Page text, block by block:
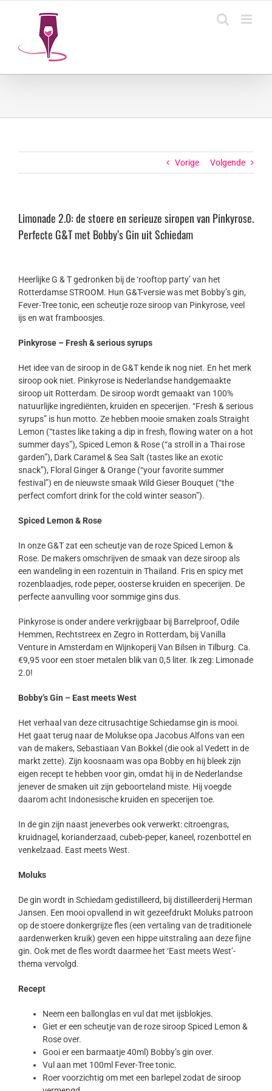
Vorige Volgende
Limonade 2.0: de stoere en serieuze siropen van Pinkyrose.
Perfecte G&T met Bobby’s Gin uit Schiedam
Heerlijke G & T gedronken bij de ‘rooftop party’ van het
Rotterdamse STROOM. Hun G&T-versie was met Bobby’s gin,
Fever-Tree tonic, een scheutje roze siroop van Pinkyrose, veel
ijs en wat framboosjes.
Pinkyrose – Fresh & serious syrups
Het idee van de siroop in de G&T kende ik nog niet. En het merk
siroop ook niet. Pinkyrose is Nederlandse handgemaakte
siroop uit Rotterdam. De siroop wordt gemaakt van 100%
natuurlijke ingrediënten, kruiden en specerijen. “Fresh & serious
syrups” is hun motto. Ze hebben mooie smaken zoals Straight
Lemon (“tastes like taking a dip in fresh, flowing water on a hot
summer days”), Spiced Lemon & Rose (“a stroll in a Thai rose
garden”), Dark Caramel & Sea Salt (tastes like an exotic
snack”), Floral Ginger & Orange (“your favorite summer
festival”) en de nieuwste smaak Wild Gieser Bouquet (“the
perfect comfort drink for the cold winter season”).
Spiced Lemon & Rose
In onze G&T zat een scheutje van de roze Spiced Lemon &
Rose. De makers omschrijven de smaak van deze siroop als
een wandeling in een rozentuin in Thailand. Fris en spicy met
rozenblaadjes, rode peper, oosterse kruiden en specerijen. De
perfecte aanvulling voor sommige gins dus.
Pinkyrose is onder andere verkrijgbaar bij Barrelproof, Odile
Hemmen, Rechtstreex en Zegro in Rotterdam, bij Vanilla
Venture in Amsterdam en Wijnkoperij Van Bilsen in Tilburg. Ca.
€9,95 voor een stoer metalen blik van 0,5 liter. Ik zeg: Limonade
2.0!
Bobby’s Gin – East meets West
Het verhaal van deze citrusachtige Schiedamse gin is mooi.
Het gaat terug naar de Molukse opa Jacobus Alfons van een
van de makers, Sebastiaan Van Bokkel (die ook al Vedett in de
markt zette). Zijn koosnaam was opa Bobby en hij bleek zijn
eigen recept te hebben voor gin, omdat hij in de Nederlandse
jenever de smaken uit zijn geboorteland miste. Hij voegde
daarom acht Indonesische kruiden en specerijen toe.
In de gin zijn naast jeneverbes ook verwerkt: citroengras,
kruidnagel, korianderzaad, cubeb-peper, kaneel, rozenbottel en
venkelzaad. East meets West.
Moluks
De gin wordt in Schiedam gedistilleerd, bij distilleerderij Herman
Jansen. Een mooi opvallend in wit gezeefdrukt Moluks patroon
op de stoere donkergrijze fles (een vertaling van de traditionele
aardenwerken kruik) geven een hippe uitstraling aan deze fijne
gin. Ook met de fles wordt daarmee het ‘East meets West’-
thema vervolgd.
Recept
Neem een ballonglas en vul dat met ijsblokjes.
Giet er een scheutje van de roze siroop Spiced Lemon &
Rose over.
Gooi er een barmaatje 40ml) Bobby’s gin over.
Vul aan met 100ml Fever-Tree tonic.
Roer voorzichtig om met een barlepel zodat de siroop